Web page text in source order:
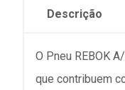
Descrição
O Pneu REBOK
que contribuem